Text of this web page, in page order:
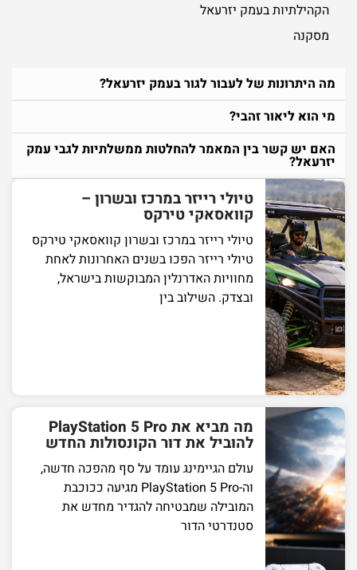
הקהילתיות בעמק יזרעאל
מסקנה
מה היתרונות של לעבור לגור בעמק יזרעאל?
מי הוא ליאור זהבי?
האם יש קשר בין המאמר להחלטות ממשלתיות לגבי עמק
יזרעאל?
טיולי רייזר במרכז ובשרון –
קוואסאקי טירקס
טיולי רייזר במרכז ובשרון קוואסאקי טירקס
טיולי רייזר הפכו בשנים האחרונות לאחת
מחוויות האדרנלין המבוקשות בישראל,
ובצדק. השילוב בין
מה מביא את PlayStation 5 Pro
להוביל את דור הקונסולות החדש
עולם הגיימינג עומד על סף מהפכה חדשה,
וה-PlayStation 5 Pro מגיעה ככוכבת
המובילה שמבטיחה להגדיר מחדש את
סטנדרטי הדור